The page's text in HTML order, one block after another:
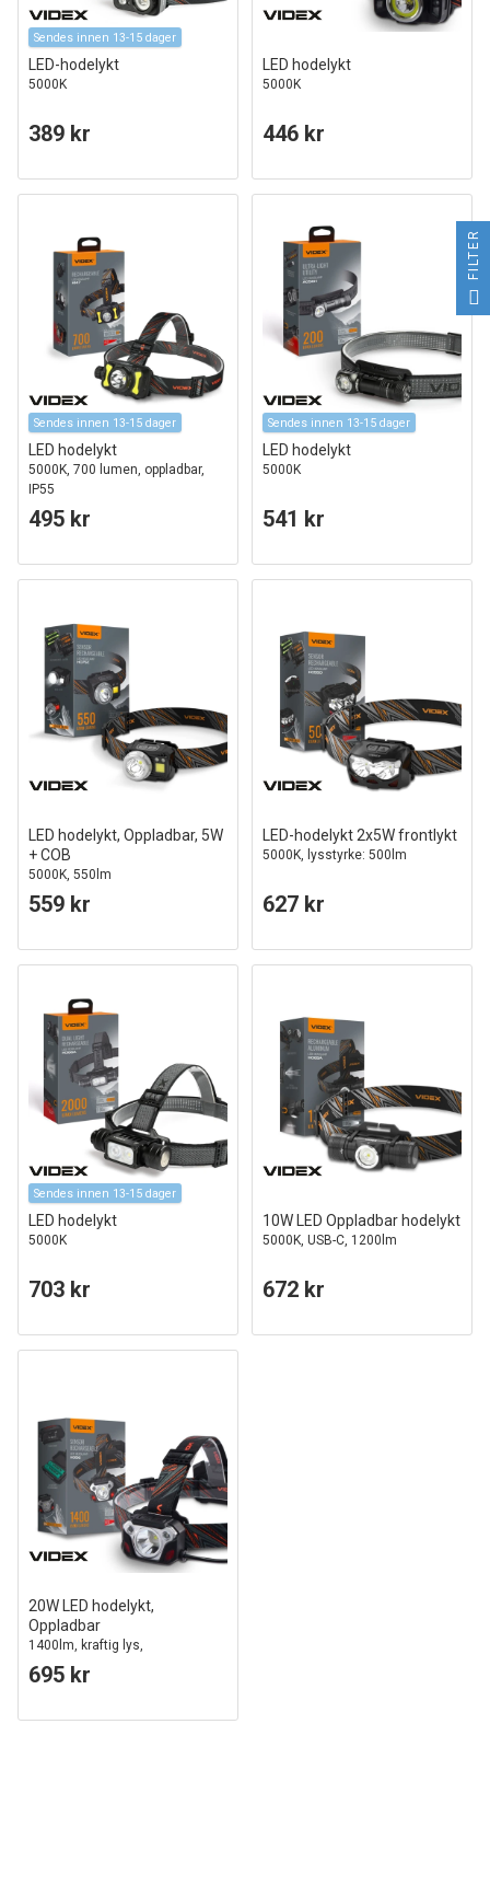
Sendes innen 13-15 dager
LED-hodelykt
5000K
389 kr
LED hodelykt
5000K
446 kr
Sendes innen 13-15 dager
LED hodelykt
5000K, 700 lumen, oppladbar,
IP55
495 kr
Sendes innen 13-15 dager
LED hodelykt
5000K
541 kr
LED hodelykt, Oppladbar, 5W
+ COB
5000K, 550lm
559 kr
LED-hodelykt 2x5W frontlykt
5000K, lysstyrke: 500lm
627 kr
Sendes innen 13-15 dager
LED hodelykt
5000K
703 kr
10W LED Oppladbar hodelykt
5000K, USB-C, 1200lm
672 kr
20W LED hodelykt,
Oppladbar
1400lm, kraftig lys,
kvalitetsmodell, IP65
695 kr
FILTER